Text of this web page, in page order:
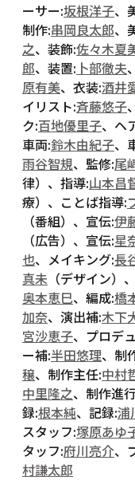
ーサー:坂根洋子、
制作:串岡良太郎、
之、装飾:佐々木夏
郎、装置: 卜部徹夫
原有美、衣装:酒井
イリスト:斉藤悠子
ク:百地優里子、ヘ
車両:鈴木由紀子、
雨谷智規、監修:尾
律）、指導:山本昌
療）、ことば指導:
（番組）、宣伝:伊
（広告）、宣伝:星
也、メイキング:長
真未 （デザイン）
奥本恵巳、編成:橋
加奈、演出補:木下
宮沙恵子、プロデ
ー補:半田悠理、制
穣、制作主任:中村
中里隆之、制作進
録:根本純、記録:浦
スタッフ:塚原あゆ
タッフ:府川亮介、
村謙太郎